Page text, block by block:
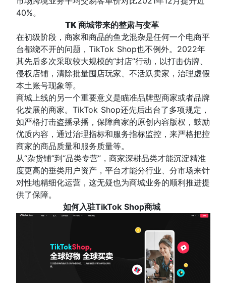
40%。
TK 商城带来的整肃与变革
在初级阶段，商家和商品的鱼龙混杂是任何一个电商平
台都绕不开的问题，TikTok Shop也不例外。2022年
其先后多次采取较大规模的“封店”行动，以打击仿牌、
侵权店铺，清除批量囤店玩家、不活跃卖家，治理虚假
本土账号现象等。
商城上线的另一个重要意义是瞄准品牌型商家或者品牌
化发展的商家。TikTok Shop还先后出台了多项规定，
如严格打击盗播录播，保障商家的原创内容版权，鼓励
优质内容，通过治理指标和服务指标监控，来严格把控
商家的商品质量和服务质量等。
从“杂货铺”到“品类专营”，商家深耕品类才能沉淀精准
度更高的垂类用户资产，平台才能分行业、分市场来针
对性地精细化运营，这无疑也为商城业务的顺利推进提
供了保障。
如何入驻TikTok Shop商城